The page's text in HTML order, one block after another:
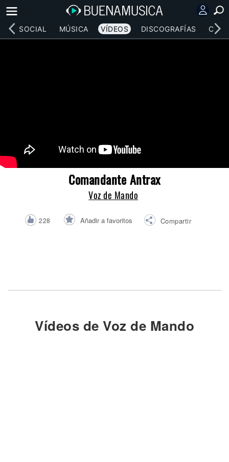
RED SOCIAL MÚSICA VÍDEOS DISCOGRAFÍAS
Comandante Antrax
Voz de Mando
228 Añadir a favoritos Compartir
Vídeos de Voz de Mando